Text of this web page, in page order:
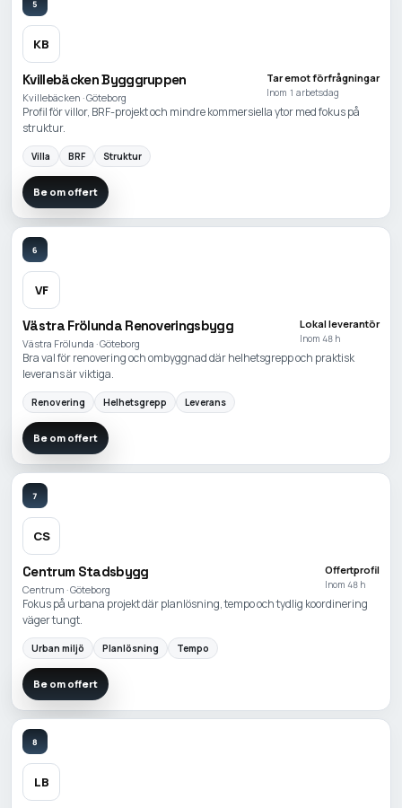
5
KB
Kvillebäcken Bygggruppen
Kvillebäcken · Göteborg
Tar emot förfrågningar
Inom 1 arbetsdag
Profil för villor, BRF-projekt och mindre kommersiella ytor med fokus på
struktur.
Villa BRF Struktur
Be om offert
6
VF
Västra Frölunda Renoveringsbygg
Västra Frölunda · Göteborg
Lokal leverantör
Inom 48 h
Bra val för renovering och ombyggnad där helhetsgrepp och praktisk
leverans är viktiga.
Renovering Helhetsgrepp Leverans
Be om offert
7
CS
Centrum Stadsbygg
Centrum · Göteborg
Offertprofil
Inom 48 h
Fokus på urbana projekt där planlösning, tempo och tydlig koordinering
väger tungt.
Urban miljö Planlösning Tempo
Be om offert
8
LB